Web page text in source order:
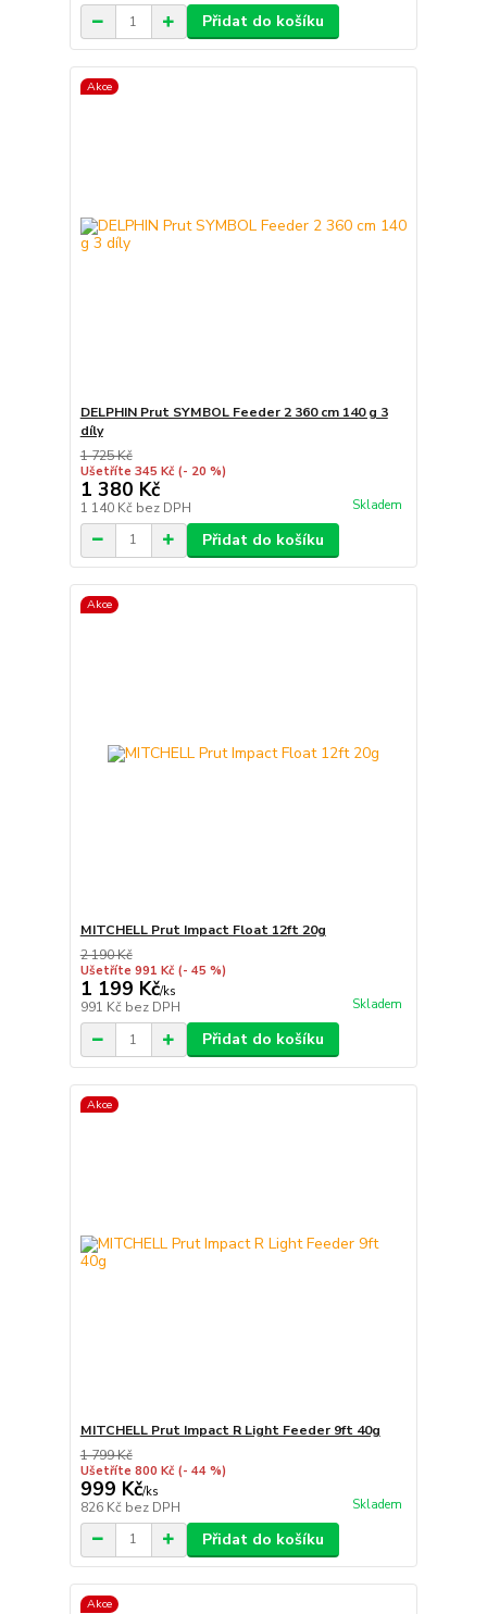
Přidat do košíku
Akce
DELPHIN Prut SYMBOL Feeder 2 360 cm 140 g 3
díly
1 725 Kč
Ušetříte 345 Kč (- 20 %)
1 380 Kč
1 140 Kč bez DPH Skladem
Přidat do košíku
Akce
MITCHELL Prut Impact Float 12ft 20g
2 190 Kč
Ušetříte 991 Kč (- 45 %)
1 199 Kč/ks
991 Kč bez DPH Skladem
Přidat do košíku
Akce
MITCHELL Prut Impact R Light Feeder 9ft 40g
1 799 Kč
Ušetříte 800 Kč (- 44 %)
999 Kč/ks
826 Kč bez DPH Skladem
Přidat do košíku
Akce